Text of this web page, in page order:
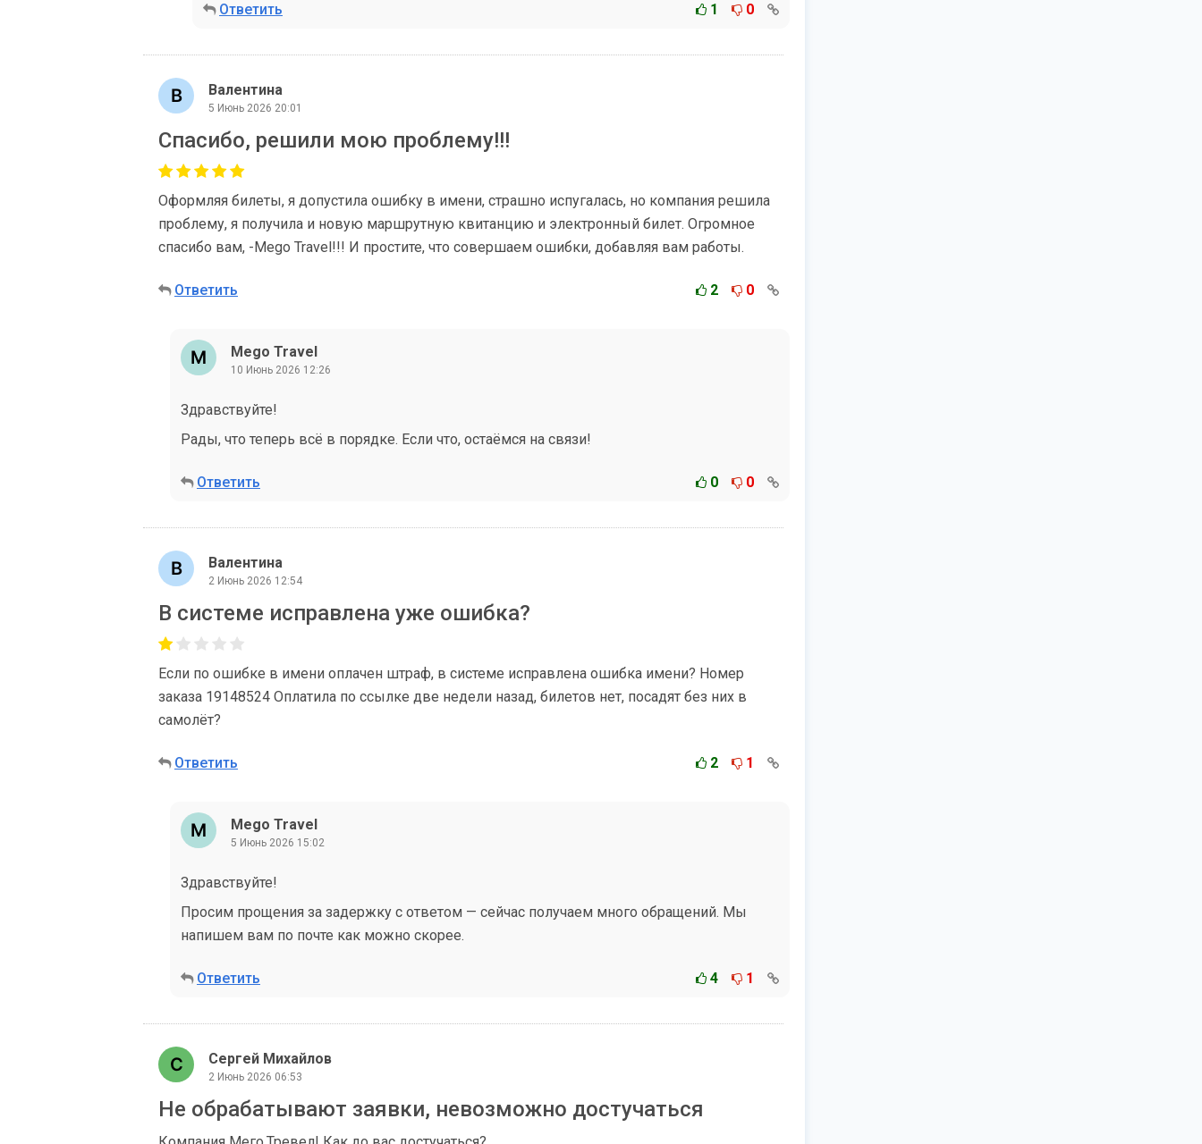
Ответить 1 0
Валентина
5 Июнь 2026 20:01
Спасибо, решили мою проблему!!!
Оформляя билеты, я допустила ошибку в имени, страшно испугалась, но компания решила
проблему, я получила и новую маршрутную квитанцию и электронный билет. Огромное
спасибо вам, -Mego Travel!!! И простите, что совершаем ошибки, добавляя вам работы.
Ответить 2 0
Mego Travel
10 Июнь 2026 12:26
Здравствуйте!
Рады, что теперь всё в порядке. Если что, остаёмся на связи!
Ответить 0 0
Валентина
2 Июнь 2026 12:54
В системе исправлена уже ошибка?
Если по ошибке в имени оплачен штраф, в системе исправлена ошибка имени? Номер
заказа 19148524 Оплатила по ссылке две недели назад, билетов нет, посадят без них в
самолёт?
Ответить 2 1
Mego Travel
5 Июнь 2026 15:02
Здравствуйте!
Просим прощения за задержку с ответом — сейчас получаем много обращений. Мы
напишем вам по почте как можно скорее.
Ответить 4 1
Сергей Михайлов
2 Июнь 2026 06:53
Не обрабатывают заявки, невозможно достучаться